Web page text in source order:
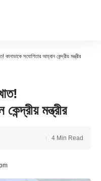
সযোগিতার আহ্বান কেন্দ্রীয় মন্ত্রীর
মন্ত্রীর
4 Min Read